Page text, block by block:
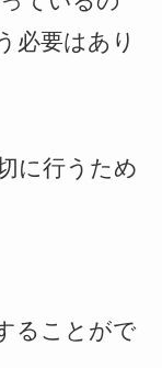
必要はあり
に行うため
ることがで